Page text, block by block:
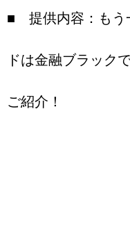
■ 提供内容：もう
ドは金融ブラック
ご紹介！